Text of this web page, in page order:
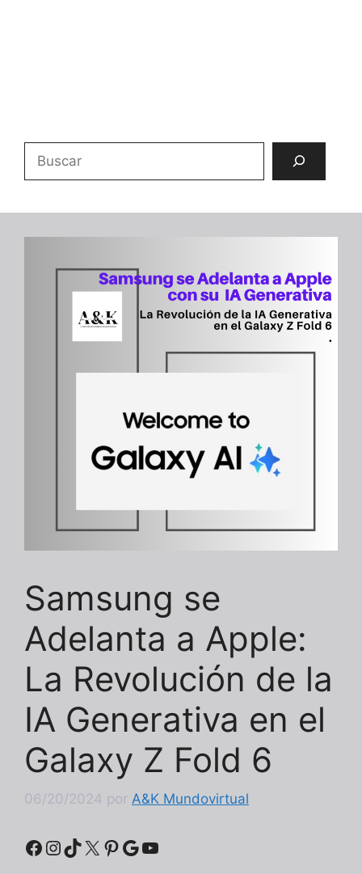
Samsung se
Adelanta a Apple:
La Revolución de la
IA Generativa en el
Galaxy Z Fold 6
06/20/2024 por A&K Mundovirtual
Facebook
Instagram
TikTok
X Pinterest
Google
YouTube